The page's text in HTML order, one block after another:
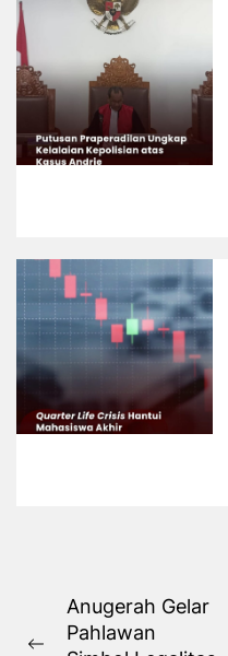
Navigasi
pos
Anugerah Gelar
Pahlawan